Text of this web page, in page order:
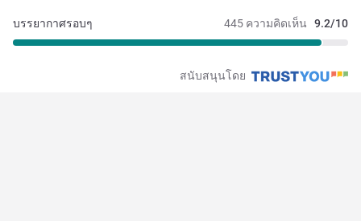
445 ความคิดเห็น 9.2/10
บรรยากาศรอบๆ
สนับสนุนโดย